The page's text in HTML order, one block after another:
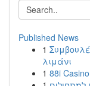
Published News
1
λιμάνι
1 88i